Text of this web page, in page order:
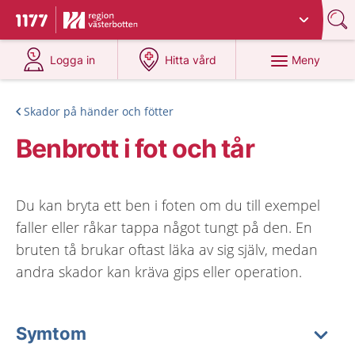
Till startsidan för 1177
Du har valt region
Logga in
på 1177.se
Hitta vård
på 1177.se
Meny
Skador på händer och fötter
Benbrott i fot och tår
Du kan bryta ett ben i foten om du till exempel
faller eller råkar tappa något tungt på den. En
bruten tå brukar oftast läka av sig själv, medan
andra skador kan kräva gips eller operation.
Symtom